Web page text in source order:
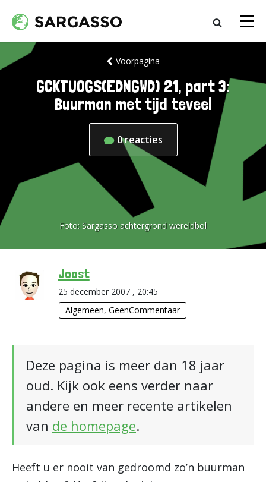
Voorpagina
GCKTUOGS(EDNGWD) 21, part 3:
Buurman met tijd teveel
0reacties
Foto: Sargasso achtergrond wereldbol
Joost
25 december 2007 , 20:45
Algemeen, GeenCommentaar
Deze pagina is meer dan 18 jaar
oud. Kijk ook eens verder naar
andere en meer recente artikelen
van de homepage.
Heeft u er nooit van gedroomd zo’n buurman